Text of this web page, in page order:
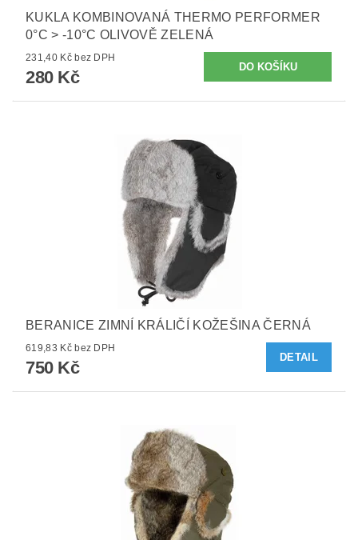
KUKLA KOMBINOVANÁ THERMO PERFORMER
0°C > -10°C OLIVOVĚ ZELENÁ
231,40 Kč bez DPH
280 Kč
BERANICE ZIMNÍ KRÁLIČÍ KOŽEŠINA ČERNÁ
619,83 Kč bez DPH
750 Kč
DETAIL